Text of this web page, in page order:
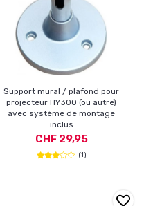
Support mural / plafond pour
projecteur HY300 (ou autre)
avec système de montage
inclus
CHF 29,95
(1)